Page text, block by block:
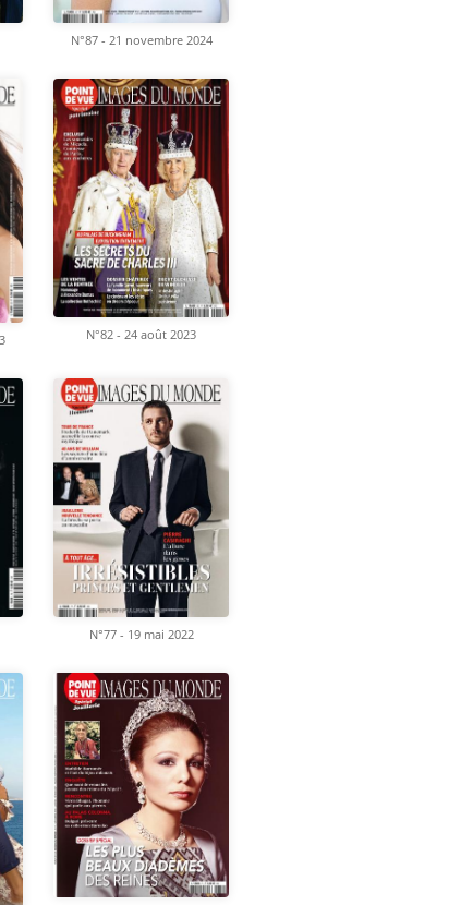
N°87 - 21 novembre 2024
N°82 - 24 août 2023
N°77 - 19 mai 2022